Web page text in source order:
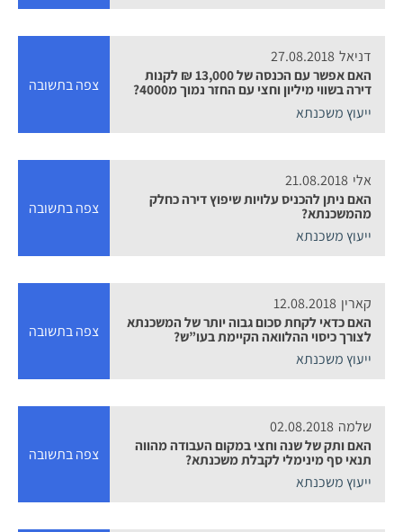
דניאל 27.08.2018
האם אפשר עם הכנסה של 13,000 ₪ לקנות
דירה בשווי מיליון וחצי עם החזר נמוך מ4000?
ייעוץ משכנתא
צפה בתשובה
אלי 21.08.2018
האם ניתן להכניס עלויות שיפוץ דירה כחלק
מהמשכנתא?
ייעוץ משכנתא
צפה בתשובה
קארין 12.08.2018
האם כדאי לקחת סכום גבוה יותר של המשכנתא
לצורך כיסוי ההלוואה הקיימת בעו”ש?
ייעוץ משכנתא
צפה בתשובה
שלמה 02.08.2018
האם ותק של שנה וחצי במקום העבודה מהווה
תנאי סף מינימלי לקבלת משכנתא?
ייעוץ משכנתא
צפה בתשובה